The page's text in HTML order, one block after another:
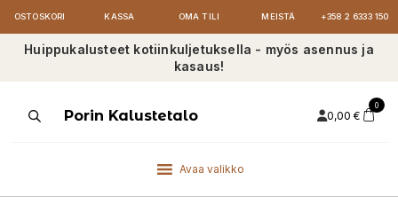
OSTOSKORI KASSA OMA TILI MEISTÄ +358 2 6333 150
Huippukalusteet kotiinkuljetuksella - myös asennus ja
kasaus!
ProductsPorin Kalustetalo 0,00 €
0
Avaa valikko